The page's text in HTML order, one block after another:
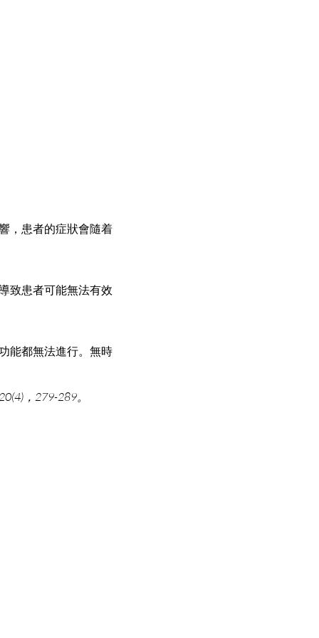
，患者的症狀會隨着
致患者可能無法有效
能都無法進行。無時
，279-289。